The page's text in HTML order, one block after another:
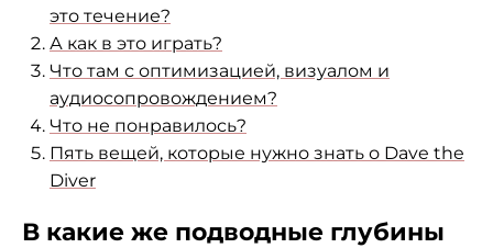
это течение?
А как в это играть?
Что там с оптимизацией, визуалом и
аудиосопровождением?
Что не понравилось?
Пять вещей, которые нужно знать о Dave the
Diver
В какие же подводные глубины